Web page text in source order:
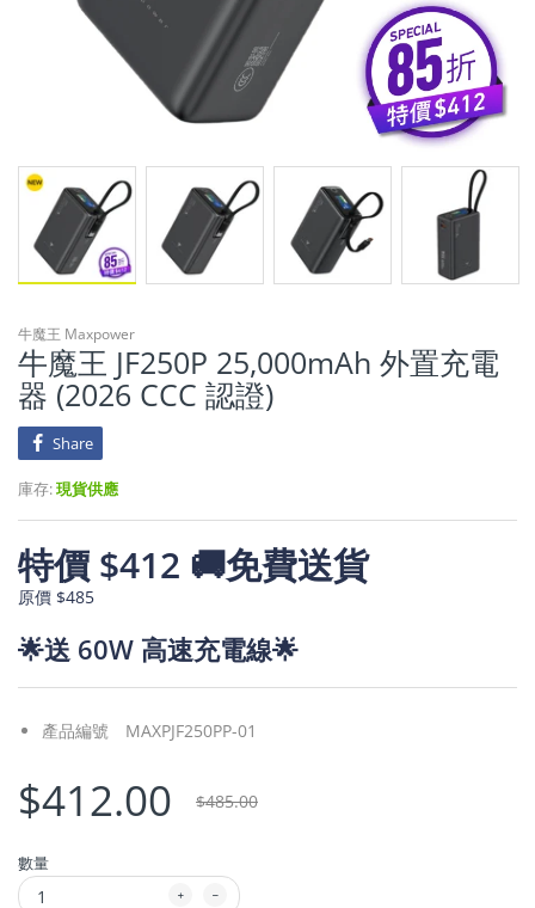
牛魔王 Maxpower
牛魔王 JF250P 25,000mAh 外置充電
器 (2026 CCC 認證)
Share
庫存:現貨供應
特價 $412 🚚免費送貨
原價 $485
🌟送 60W 高速充電線🌟
產品編號 MAXPJF250PP-01
$412.00 $485.00
數量